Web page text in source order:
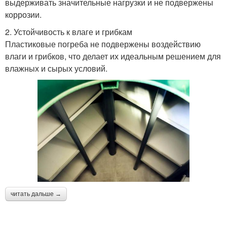
выдерживать значительные нагрузки и не подвержены
коррозии.
2. Устойчивость к влаге и грибкам
Пластиковые погреба не подвержены воздействию
влаги и грибков, что делает их идеальным решением для
влажных и сырых условий.
читать дальше →